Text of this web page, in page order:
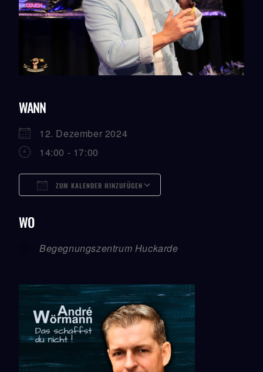
WANN
12. Dezember 2024
14:00 - 17:00
ZUM KALENDER HINZUFÜGEN
WO
Begegnungszentrum Huckarde